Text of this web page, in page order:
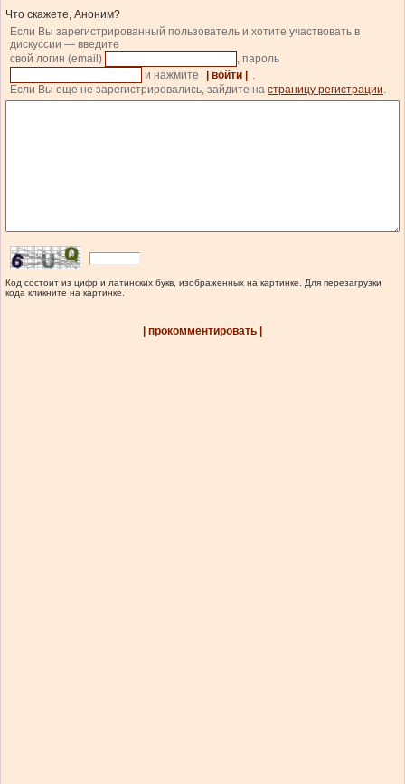
Что скажете, Аноним?
Если Вы зарегистрированный пользователь и хотите участвовать в
дискуссии — введите
свой логин (email)
, пароль
и нажмите
| войти |
.
Если Вы еще не зарегистрировались, зайдите на страницу регистрации.
Код состоит из цифр и латинских букв, изображенных на картинке. Для перезагрузки
кода кликните на картинке.
| прокомментировать |